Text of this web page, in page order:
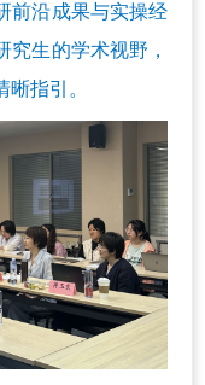
前沿成果与实操经
究生的学术视野，
指引。